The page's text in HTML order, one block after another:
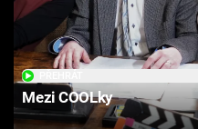
Mezi COOLky